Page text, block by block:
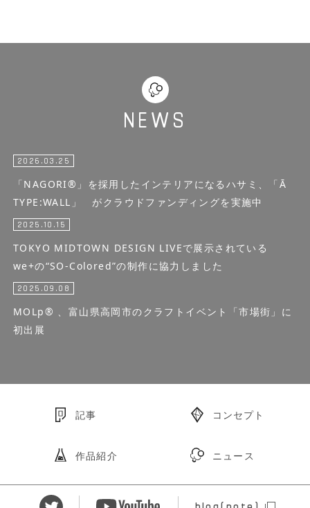
NEWS
2026.03.25
「NAGORI®」を採用したインテリアになるハサミ、「Ā
TYPE:WALL」 がクラウドファンディングを実施中
2025.10.15
TOKYO MIDTOWN DESIGN LIVEで展示されている
we+の“SO-Colored”の制作に協力しました
2025.09.08
MOLp® 、富山県高岡市のクラフトイベント「市場街」に
初出展
記事 コンセプト
作品紹介 ニュース